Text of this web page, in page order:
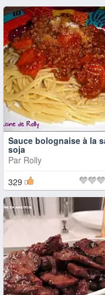
Sauce bolognaise à la
soja
Par Rolly
329